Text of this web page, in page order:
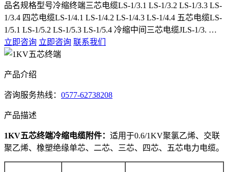
品名规格型号冷缩终端三芯电缆LS-1/3.1 LS-1/3.2 LS-1/3.3 LS-
1/3.4 四芯电缆LS-1/4.1 LS-1/4.2 LS-1/4.3 LS-1/4.4 五芯电缆LS-
1/5.1 LS-1/5.2 LS-1/5.3 LS-1/5.4 冷缩中间三芯电缆JLS-1/3. …
立即咨询 立即咨询 联系我们
产品介绍
咨询服务热线： 0577-62738208
产品描述
1KV五芯终端冷缩电缆附件： 适用于0.6/1KV聚氯乙烯、交联
聚乙烯、橡塑绝缘单芯、二芯、三芯、四芯、五芯电力电缆。